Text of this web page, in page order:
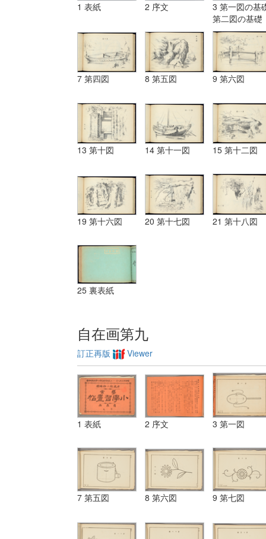
1 表紙 2 序文
3 第一図の基
第二図の基礎
7 第四図 8 第五図 9 第六図
13 第十図 14 第十一図 15 第十二図
19 第十六図 20 第十七図 21 第十八図
25 裏表紙
自在画第九
訂正再版 Viewer
1 表紙 2 序文 3 第一図
7 第五図 8 第六図 9 第七図